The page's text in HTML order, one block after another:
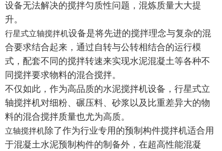
设备无法解决的搅拌匀质性问题，混炼质量大大提
升。
行星式立轴搅拌机设备是将先进的搅拌理念与复杂的混
合要求结合起来，通过自转与公转相结合的运行模
式，配套不同的搅拌转速来实现水泥混凝土等各种不
同搅拌要求物料的混合搅拌。
不仅如此，作为高品质的水泥搅拌机设备，行星式立
轴搅拌机对细粉、碾压料、砂浆以及比重差异大的物
料的混合搅拌质量也尤为高质。
立轴搅拌机除了作为行业专用的预制构件搅拌机适合用
于混凝土水泥预制构件的制备外，在超高性能混凝